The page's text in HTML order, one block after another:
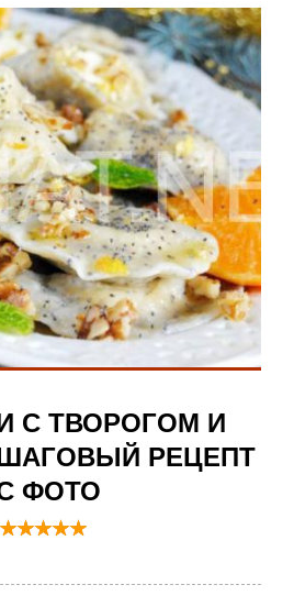
С ТВОРОГОМ И
РЕЦЕПТ
ФОТО